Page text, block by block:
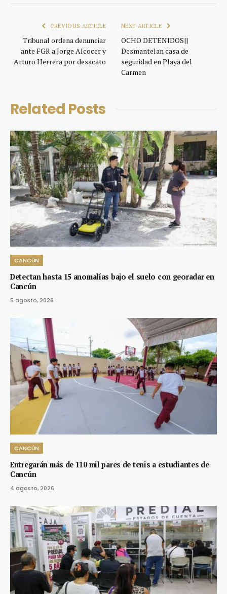
PREVIOUS ARTICLE
Tribunal ordena denunciar
ante FGR a Jorge Alcocer y
Arturo Herrera por desacato
NEXT ARTICLE
OCHO DETENIDOS||
Desmantelan casa de
seguridad en Playa del
Carmen
Related Posts
CANCÚN
Detectan hasta 15 anomalías bajo el suelo con georadar en
Cancún
5 agosto, 2026
CANCÚN
Entregarán más de 110 mil pares de tenis a estudiantes de
Cancún
4 agosto, 2026